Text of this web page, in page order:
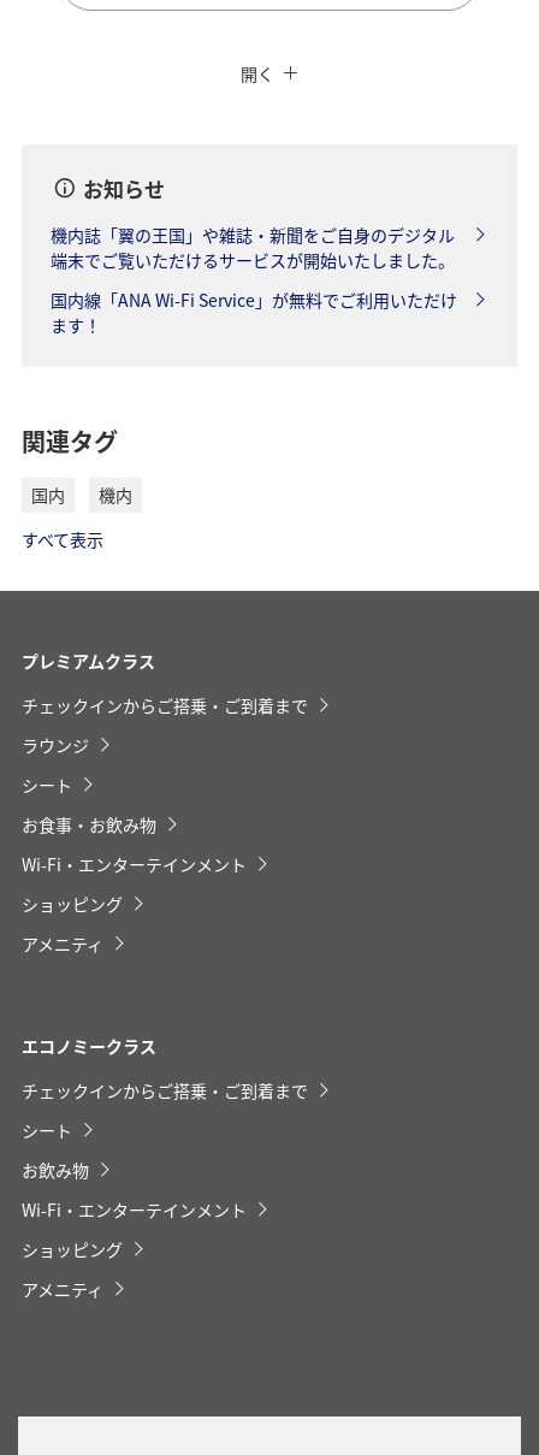
雑誌・新聞のデジタルコンテンツをANAアプリからお客様
ご自身の端末にダウンロードしてご覧いただけます。
大幅に拡大したラインアップの雑誌、新聞をご出発前、ご
到着後もお楽しみいただけます。
* 新聞のデジタル版コンテンツは2021年7月1日よりご覧い
ただけます。
お客様ご自身のイヤホンをご利用いただけます。
す。
日付を選択
時間帯指定なし
復路出発日および時間帯
日付を選択
時間帯指定なし
経由地および乗り継ぎ所要時間を追加する
1人
・表示金額と空席状況は最新ではない場合があります。[検索す
・「＊」は現在金額が確認できない都市・日付となります。空席
・表示金額には、運賃、
その他の各種税金、料金などが含まれます。発券時に再計算する
ため、変動する可能性があります。
・複数空港がある都市においては、複数空港の中でのおトクな運
賃が表示される場合があります。
・ANA独自の相互利用可能空港(福岡/北九州/佐賀、広島/岩国)は
往復で異なるクラスで検索開く
お知らせ
機内誌「翼の王国」や雑誌・新聞をご自身のデジタル
端末でご覧いただけるサービスが開始いたしました。
国内線「ANA Wi-Fi Service」が無料でご利用いただけ
ます！
関連タグ
国内
機内
すべて表示
プレミアムクラス
チェックインからご搭乗・ご到着まで
ラウンジ
シート
お食事・お飲み物
Wi-Fi・エンターテインメント
ショッピング
アメニティ
エコノミークラス
チェックインからご搭乗・ご到着まで
シート
お飲み物
Wi-Fi・エンターテインメント
ショッピング
アメニティ